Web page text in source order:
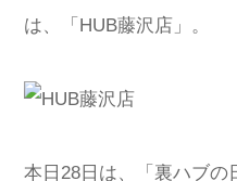
は、「HUB藤沢店」。
本日28日は、「裏ハブの